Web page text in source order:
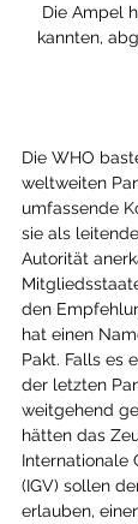
Die Ampel
kannten,
Die WHO
weltweiten
umfassende
sie als
Autorität
den
hat einen
Pakt. Falls es
der letzten
weitgehend
hätten das
Internationale
(IGV) sollen
erlauben,